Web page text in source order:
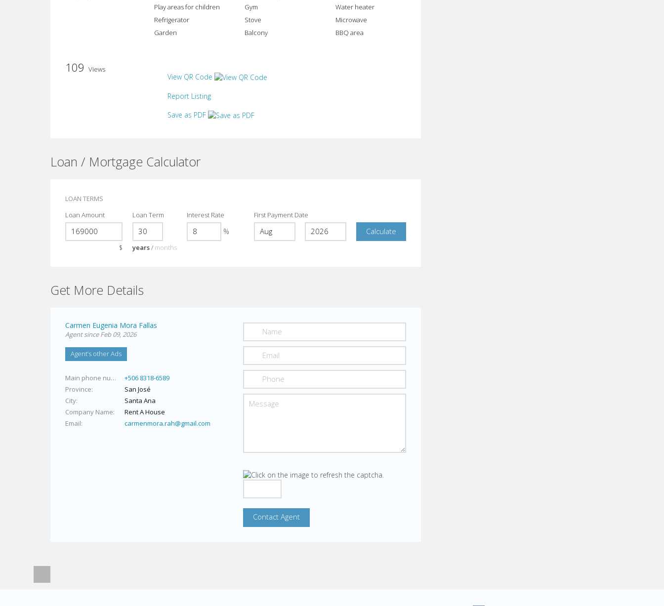
Play areas for children
Gym
Water heater
Refrigerator
Stove
Microwave
Garden
Balcony BBQ area
View QR Code
Report Listing
Save as PDF
109 Views
Loan / Mortgage Calculator
LOAN TERMS
Loan Amount
$
Loan Term
years/ months
Interest Rate
%
First Payment Date
Get More Details
Carmen Eugenia Mora Fallas
Agent since Feb 09, 2026
Agent’s other Ads
Main phone number
+506 8318-6589
Province
San José
City
Santa Ana
Company Name
Rent A House
Email
carmenmora.rah@gmail.com